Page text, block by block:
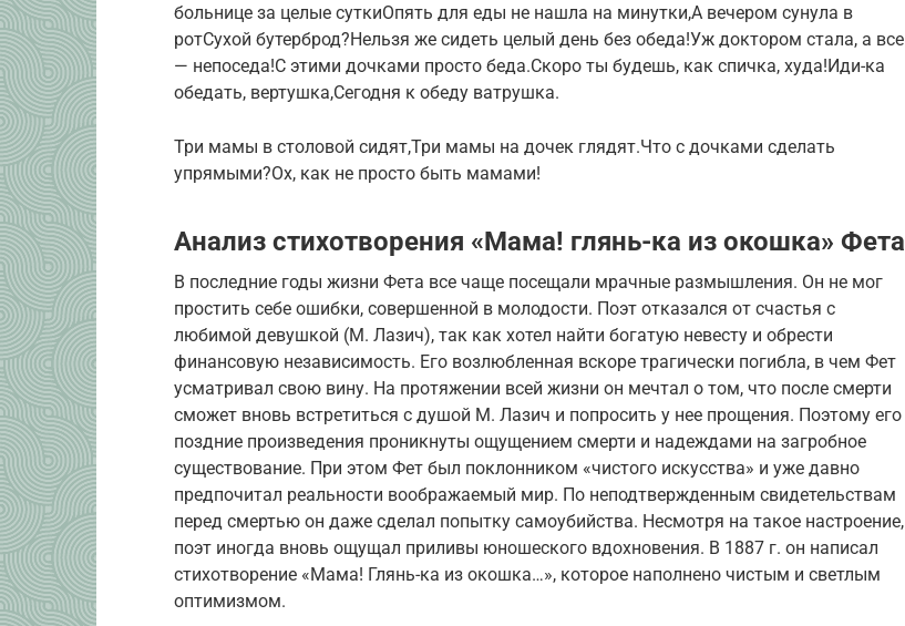
больнице за целые суткиОпять для еды не нашла на минутки,А вечером сунула в
ротСухой бутерброд?Нельзя же сидеть целый день без обеда!Уж доктором стала, а все
— непоседа!С этими дочками просто беда.Скоро ты будешь, как спичка, худа!Иди-ка
обедать, вертушка,Сегодня к обеду ватрушка.
Три мамы в столовой сидят,Три мамы на дочек глядят.Что с дочками сделать
упрямыми?Ох, как не просто быть мамами!
Анализ стихотворения «Мама! глянь-ка из окошка» Фета
В последние годы жизни Фета все чаще посещали мрачные размышления. Он не мог
простить себе ошибки, совершенной в молодости. Поэт отказался от счастья с
любимой девушкой (М. Лазич), так как хотел найти богатую невесту и обрести
финансовую независимость. Его возлюбленная вскоре трагически погибла, в чем Фет
усматривал свою вину. На протяжении всей жизни он мечтал о том, что после смерти
сможет вновь встретиться с душой М. Лазич и попросить у нее прощения. Поэтому его
поздние произведения проникнуты ощущением смерти и надеждами на загробное
существование. При этом Фет был поклонником «чистого искусства» и уже давно
предпочитал реальности воображаемый мир. По неподтвержденным свидетельствам
перед смертью он даже сделал попытку самоубийства. Несмотря на такое настроение,
поэт иногда вновь ощущал приливы юношеского вдохновения. В 1887 г. он написал
стихотворение «Мама! Глянь-ка из окошка…», которое наполнено чистым и светлым
оптимизмом.